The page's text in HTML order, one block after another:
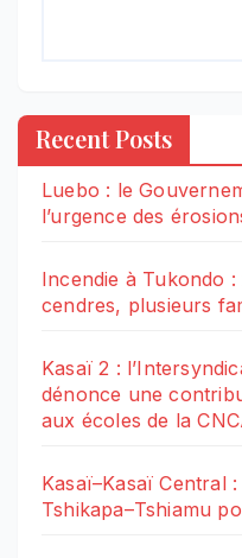
Recent Posts
Luebo : le
l’urgence des
Incendie à Tukondo
cendres, plusieurs
Kasaï 2 :
dénonce une
aux écoles de la
Kasaï–Kasaï Central
Tshikapa–Tshiamu